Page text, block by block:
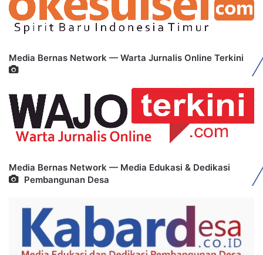
Media Bernas Network — Warta Jurnalis Online Terkini
Media Bernas Network — Media Edukasi & Dedikasi
Pembangunan Desa